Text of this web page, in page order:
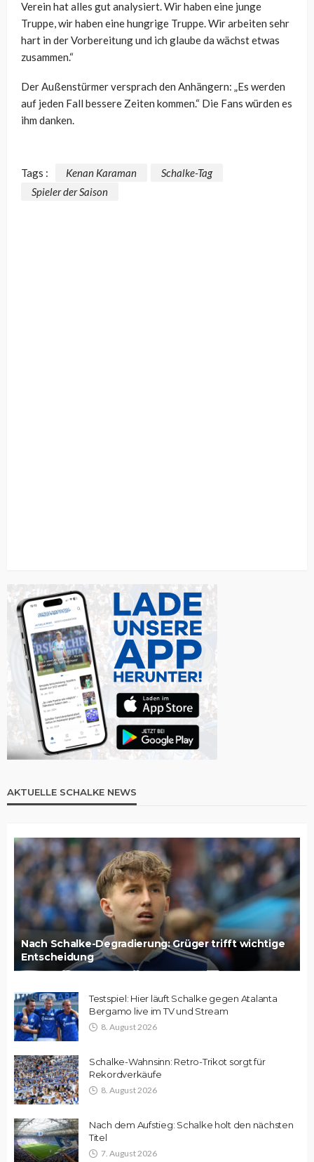
Verein hat alles gut analysiert. Wir haben eine junge
Truppe, wir haben eine hungrige Truppe. Wir arbeiten sehr
hart in der Vorbereitung und ich glaube da wächst etwas
zusammen.“
Der Außenstürmer versprach den Anhängern: „Es werden
auf jeden Fall bessere Zeiten kommen.“ Die Fans würden es
ihm danken.
Tags : Kenan Karaman
Schalke-Tag
Spieler der Saison
AKTUELLE SCHALKE NEWS
Nach Schalke-Degradierung: Grüger trifft wichtige
Entscheidung
Testspiel: Hier läuft Schalke gegen Atalanta
Bergamo live im TV und Stream
8. August 2026
Schalke-Wahnsinn: Retro-Trikot sorgt für
Rekordverkäufe
8. August 2026
Nach dem Aufstieg: Schalke holt den nächsten
Titel
7. August 2026